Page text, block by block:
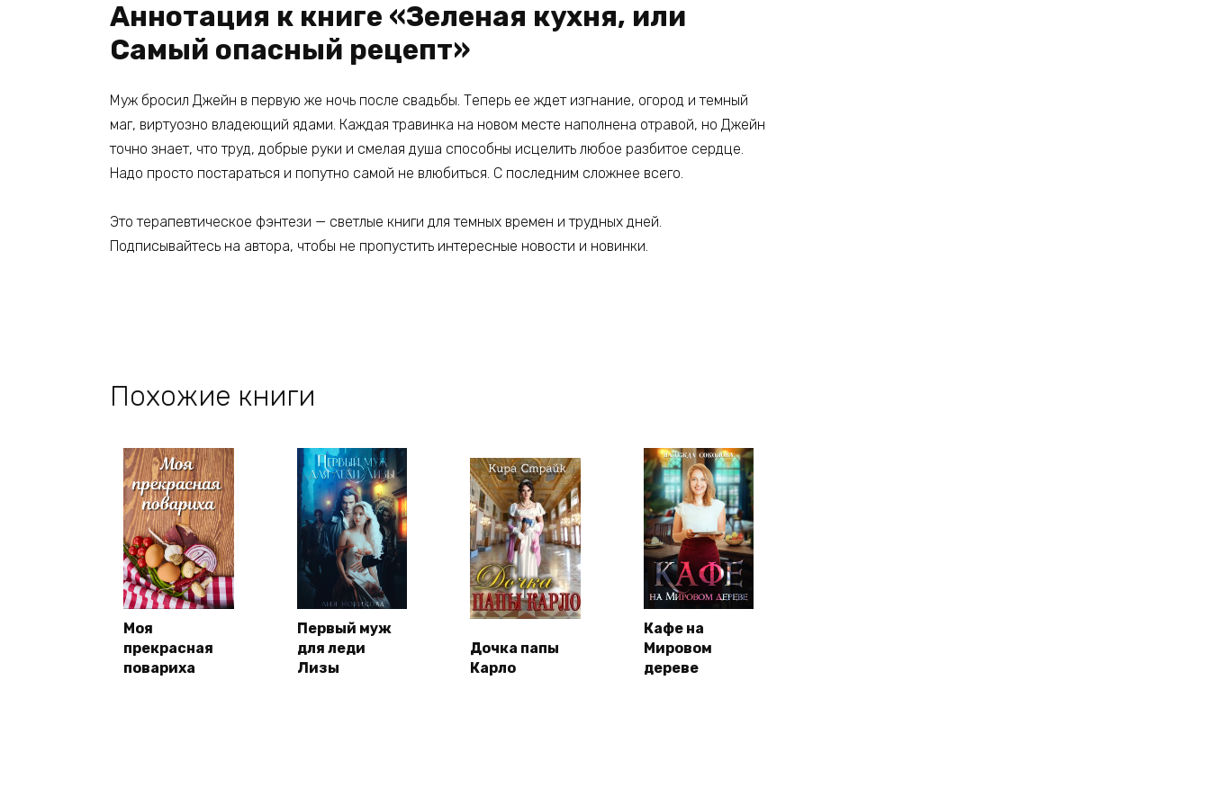
Аннотация к книге «Зеленая кухня, или
Самый опасный рецепт»
Муж бросил Джейн в первую же ночь после свадьбы. Теперь ее ждет изгнание, огород и темный
маг, виртуозно владеющий ядами. Каждая травинка на новом месте наполнена отравой, но Джейн
точно знает, что труд, добрые руки и смелая душа способны исцелить любое разбитое сердце.
Надо просто постараться и попутно самой не влюбиться. С последним сложнее всего.
Это терапевтическое фэнтези — светлые книги для темных времен и трудных дней.
Подписывайтесь на автора, чтобы не пропустить интересные новости и новинки.
Похожие книги
Моя
прекрасная
повариха
Первый муж
для леди
Лизы
Дочка папы
Карло
Кафе на
Мировом
дереве